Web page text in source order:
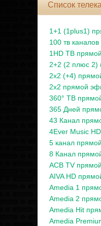
Список
1+1 (1plus1)
100 тв
1HD ТВ
2+2 (2 плюс
2x2 (+4)
2x2 прямой
360° ТВ
365 Дней
43 Канал
4Ever Music
5 канал
8 Канал
ACB TV
AIVA HD
Amedia 1
Amedia 2
Amedia Hit
Amedia